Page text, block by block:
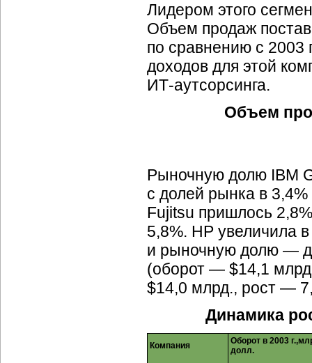
Лидером этого
Объем продаж
по сравнению с 2003
доходов для этой
ИТ-аутсорсинга.
Объем
Рыночную долю IBM
с долей рынка в
Fujitsu пришлось
5,8%. HP увеличила
и рыночную долю —
(оборот — $14,1
$14,0 млрд., рост —
Динамика
Компания
Оборот в 2003
долл.